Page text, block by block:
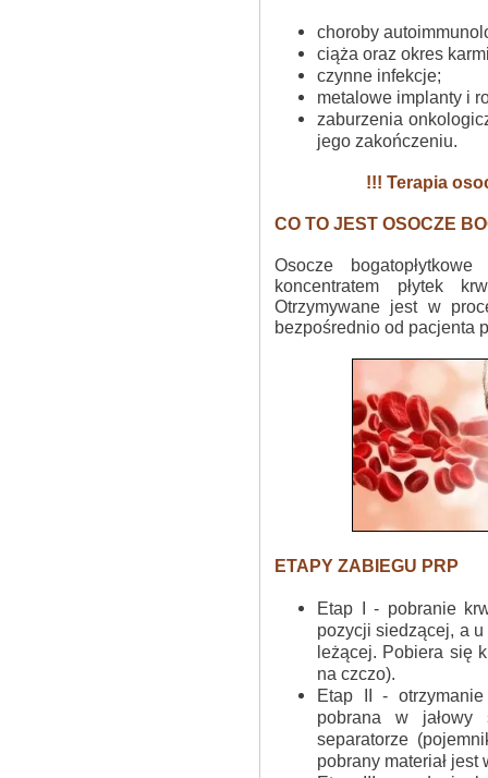
choroby
ciąża oraz okres
czynne infekcje;
metalowe implanty i
zaburzenia
jego zakończeniu.
!!! Terapia
CO TO JEST OSOCZE
Osocze
koncentratem płytek
Otrzymywane jest w
bezpośrednio od pacjenta
ETAPY ZABIEGU PRP
Etap I - pobranie
pozycji siedzącej, a
leżącej. Pobiera się
na czczo).
Etap II - otrzymanie
pobrana w jałowy
separatorze
pobrany materiał